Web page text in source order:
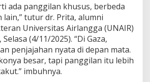
g
i
l
a
n
K
e
m
ada panggilan khusus, berbeda
lain,” tutur dr. Prita, alumni
Universitas Airlangga (UNAIR)
(4/11/2025). “Di Gaza,
penjajahan nyata di depan mata.
besar, tapi panggilan itu lebih
imbuhnya.